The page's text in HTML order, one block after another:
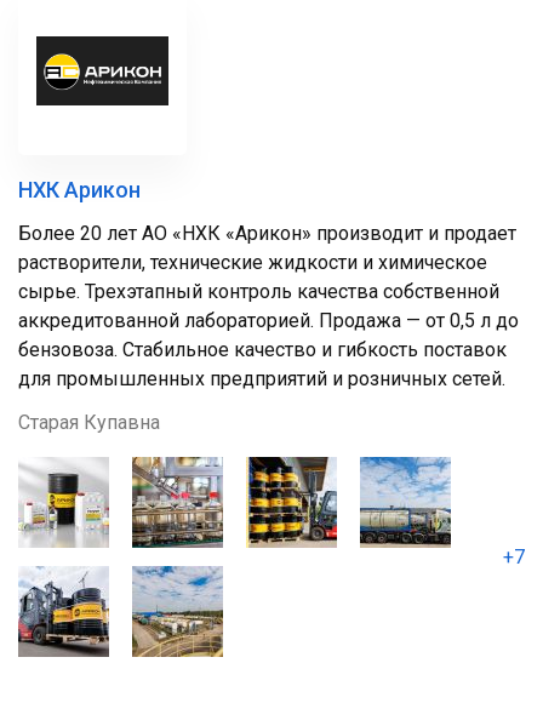
НХК Арикон
Более 20 лет АО «НХК «Арикон» производит и продает
растворители, технические жидкости и химическое
сырье. Трехэтапный контроль качества собственной
аккредитованной лабораторией. Продажа — от 0,5 л до
бензовоза. Стабильное качество и гибкость поставок
для промышленных предприятий и розничных сетей.
Старая Купавна
+7